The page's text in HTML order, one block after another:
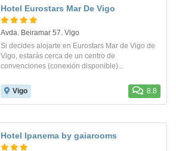
Hotel Eurostars Mar De Vigo
Avda. Beiramar 57. Vigo
Si decides alojarte en Eurostars Mar de Vigo de
Vigo, estarás cerca de un centro de
convenciones (conexión disponible)...
Vigo 8.8
Hotel Ipanema by gaiarooms